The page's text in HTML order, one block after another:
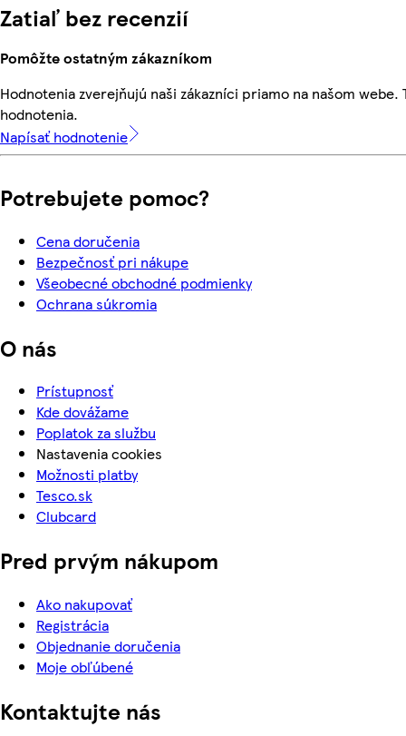
Zatiaľ bez recenzií
Pomôžte ostatným zákazníkom
Hodnotenia zverejňujú naši zákazníci priamo na našom
hodnotenia.
Napísať hodnotenie
Potrebujete pomoc?
Cena doručenia
Bezpečnosť pri nákupe
Všeobecné obchodné podmienky
Ochrana súkromia
O nás
Prístupnosť
Kde dovážame
Poplatok za službu
Nastavenia cookies
Možnosti platby
Tesco.sk
Clubcard
Pred prvým nákupom
Ako nakupovať
Registrácia
Objednanie doručenia
Moje obľúbené
Kontaktujte nás